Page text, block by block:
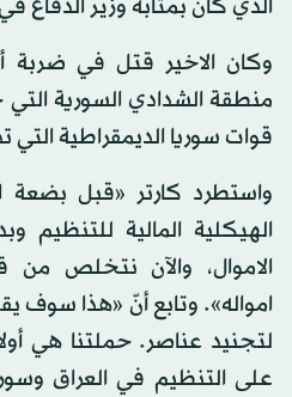
الذي كان بمثابة وزير الدفاع
وكان الاخير قتل في ضربة
منطقة الشدادي السورية
قوات سوريا الديمقراطية التي
واستطرد كارتر «قبل بضعة
الهيكلية المالية للتنظيم
الاموال، والآن نتخلص من
امواله». وتابع أنّ «هذا سوف
لتجنيد عناصر. حملتنا هي
على التنظيم في العراق